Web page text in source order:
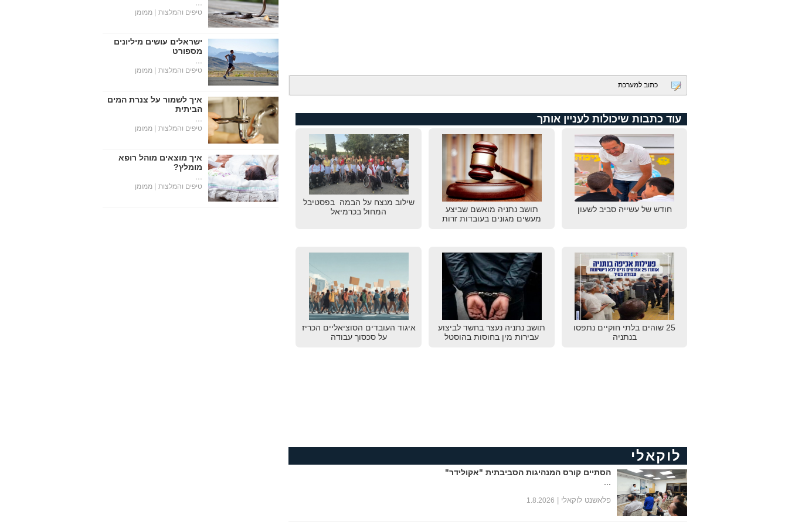
כתוב למערכת
עוד כתבות שיכולות לעניין אותך
חודש של עשייה סביב לשעון
תושב נתניה מואשם שביצע
מעשים מגונים בעובדות זרות
שילוב מנצח על הבמה בפסטיבל
המחול בכרמיאל
25 שוהים בלתי חוקיים נתפסו
בנתניה
תושב נתניה נעצר בחשד לביצוע
עבירות מין בחוסות בהוסטל
איגוד העובדים הסוציאליים הכריז
על סכסוך עבודה
לוקאלי
הסתיים קורס המנהיגות הסביבתית "אקולידר"
פלאשנט לוקאלי | 1.8.2026
טיפים והמלצות | ממומן
ישראלים עושים מיליונים
מספורט
טיפים והמלצות | ממומן
איך לשמור על צנרת המים
הביתית
טיפים והמלצות | ממומן
איך מוצאים מוהל רופא
מומלץ?
טיפים והמלצות | ממומן